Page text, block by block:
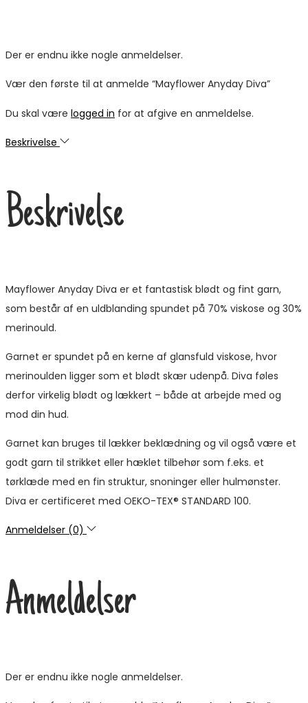
Der er endnu ikke nogle anmeldelser.
Vær den første til at anmelde “Mayflower Anyday Diva”
Du skal være logged in for at afgive en anmeldelse.
Beskrivelse
Beskrivelse
Mayflower Anyday Diva er et fantastisk blødt og fint garn,
som består af en uldblanding spundet på 70% viskose og 30%
merinould.
Garnet er spundet på en kerne af glansfuld viskose, hvor
merinoulden ligger som et blødt skær udenpå. Diva føles
derfor virkelig blødt og lækkert – både at arbejde med og
mod din hud.
Garnet kan bruges til lækker beklædning og vil også være et
godt garn til strikket eller hæklet tilbehør som f.eks. et
tørklæde med en fin struktur, snoninger eller hulmønster.
Diva er certificeret med OEKO-TEX® STANDARD 100.
Anmeldelser (0)
Anmeldelser
Der er endnu ikke nogle anmeldelser.